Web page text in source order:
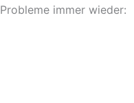
immer wieder: